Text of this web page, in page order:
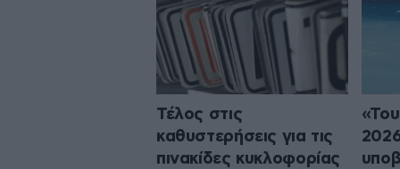
Τέλος στις
καθυστερήσεις για τις
πινακίδες κυκλοφορίας